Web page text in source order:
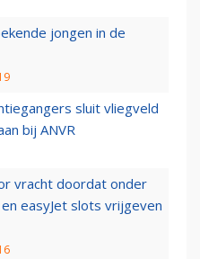
jongen in de
sluit vliegveld
bij ANVR
vracht doordat onder
easyJet slots vrijgeven